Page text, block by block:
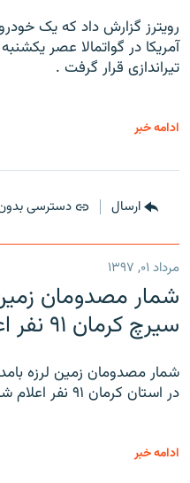
رویترز گزارش داد که یک
آمریکا در گواتمالا عصر
تیراندازی قرار گرفت .
ادامه خبر
ارسال دسترسی
مرداد ۰۱, ۱۳۹۷
شمار مصدومان
سیرچ کرمان ۹۱ نفر اعلام شد
شمار مصدومان زمین لرزه
در استان کرمان ۹۱ نفر اعلام شد.
ادامه خبر